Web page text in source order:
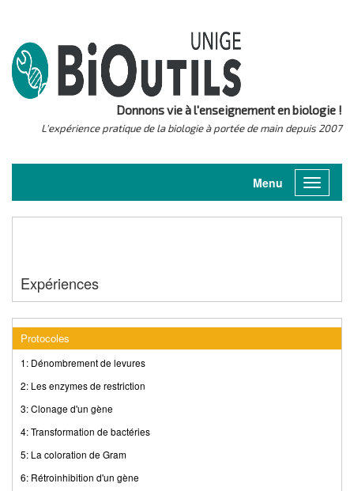
Donnons vie à l'enseignement en biologie !
L'expérience pratique de la biologie à portée de main depuis 2007
Toggle
Menu
Expériences
Protocoles
1: Dénombrement de levures
2: Les enzymes de restriction
3: Clonage d'un gène
4: Transformation de bactéries
5: La coloration de Gram
6: Rétroinhibition d'un gène